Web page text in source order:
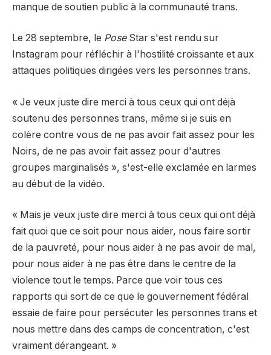
manque de soutien public à la communauté trans.
Le 28 septembre, le Pose Star s'est rendu sur
Instagram pour réfléchir à l'hostilité croissante et aux
attaques politiques dirigées vers les personnes trans.
« Je veux juste dire merci à tous ceux qui ont déjà
soutenu des personnes trans, même si je suis en
colère contre vous de ne pas avoir fait assez pour les
Noirs, de ne pas avoir fait assez pour d'autres
groupes marginalisés », s'est-elle exclamée en larmes
au début de la vidéo.
« Mais je veux juste dire merci à tous ceux qui ont déjà
fait quoi que ce soit pour nous aider, nous faire sortir
de la pauvreté, pour nous aider à ne pas avoir de mal,
pour nous aider à ne pas être dans le centre de la
violence tout le temps. Parce que voir tous ces
rapports qui sort de ce que le gouvernement fédéral
essaie de faire pour persécuter les personnes trans et
nous mettre dans des camps de concentration, c'est
vraiment dérangeant. »